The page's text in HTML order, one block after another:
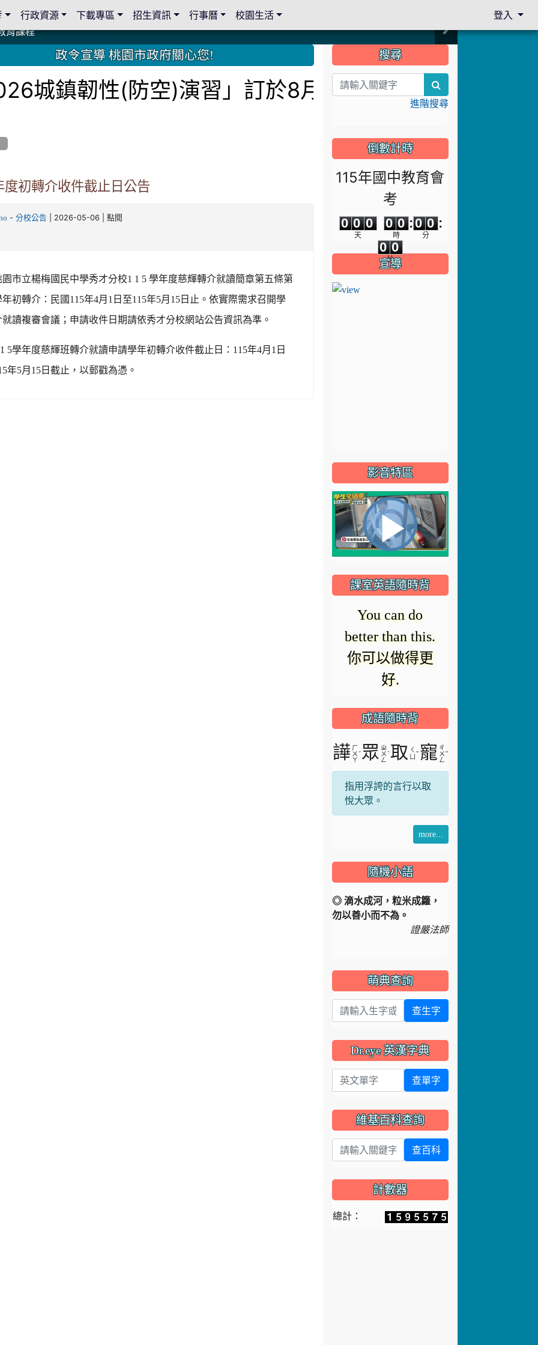
育課程
育課程
市家長會與桃園女子美容商業童也工會義剪活動
市家長會與桃園女子美容商業童也工會義剪活動
育課程
育課程
獅子會與本校師生歲末感恩活動
獅子會與本校師生歲末感恩活動
獅子會贈送本校學生耶誕禮物
獅子會贈送本校學生耶誕禮物
物
物
金
金
國際獅子會獅兄、師姐同樂
國際獅子會獅兄、師姐同樂
共關係
共關係
政令宣導 桃園市政府關心您!
鎮韌性(防空)演習」訂於8月13日下午14:30至15:00
度初轉介收件截止日公告
- 分校公告 | 2026-05-06 | 點閱
園市立楊梅國民中學秀才分校1 1 5 學年度慈輝轉介就讀簡章第五條第
初轉介：民國115年4月1日至115年5月15日止。依實際需求召開學
就讀複審會議；申請收件日期請依秀才分校網站公告資訊為準。
5學年度慈輝班轉介就讀申請學年初轉介收件截止日：115年4月1日
年5月15日截止，以郵戳為憑。
::: 搜尋
進階搜尋
倒數計時
115年國中教育會
考
0 0 0
天
0
0 0
時
:0 0
分
:
0
0
0
0
秒
宣導
影音特區
視
頻
放
器
正
在
載
入。
播
放
影
片
課室英語隨時背
You can do
better than this.
你可以做得更
好.
成語隨時背
譁 ㄏ
ㄨ
ㄚ
ˊ 眾 ㄓ
ㄨ
ㄥ
ˋ取 ㄑ
ˇ 寵 ㄔ
ㄨ
ㄥ
ˇ
指用浮誇的言行以取
悅大眾。
more...
隨機小語
◎ 滴水成河，粒米成籮，
勿以善小而不為。
證嚴法師
萌典查詢
查生字
Dr.eye 英漢字典
英文單字 查單字
維基百科查詢
查百科
計數器
總計：
行政資源 下載專區 招生資訊 行事曆 校園生活 登入